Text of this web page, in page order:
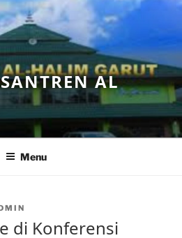
AL
Menu
di Konferensi